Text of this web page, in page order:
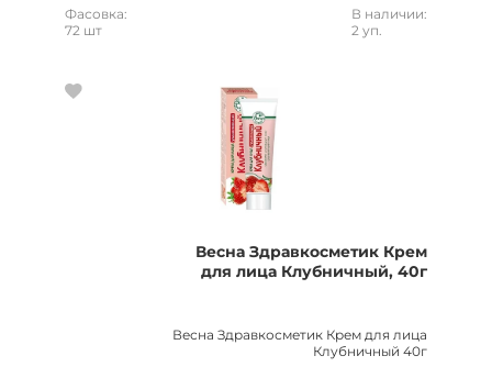
Фасовка:
72 шт
В наличии:
2 уп.
Весна Здравкосметик Крем
для лица Клубничный, 40г
Весна Здравкосметик Крем для лица
Клубничный 40г